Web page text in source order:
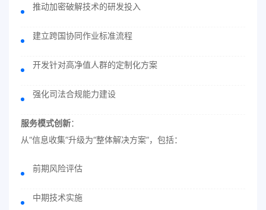
推动加密破解技术的研发投入
建立跨国协同作业标准流程
开发针对高净值人群的定制化方案
强化司法合规能力建设
服务模式创新：
从“信息收集”升级为“整体解决方案”，包括：
前期风险评估
中期技术实施